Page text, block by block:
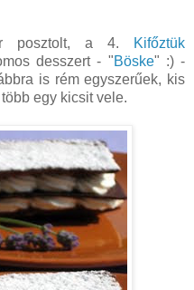
posztolt, a 4.
Kifőztük
desszert - "Böske" :) -
is rém egyszerűek, kis
egy kicsit vele.